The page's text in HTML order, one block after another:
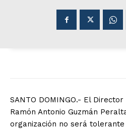
SANTO DOMINGO.- El
Ramón Antonio Guzmán
organización no será